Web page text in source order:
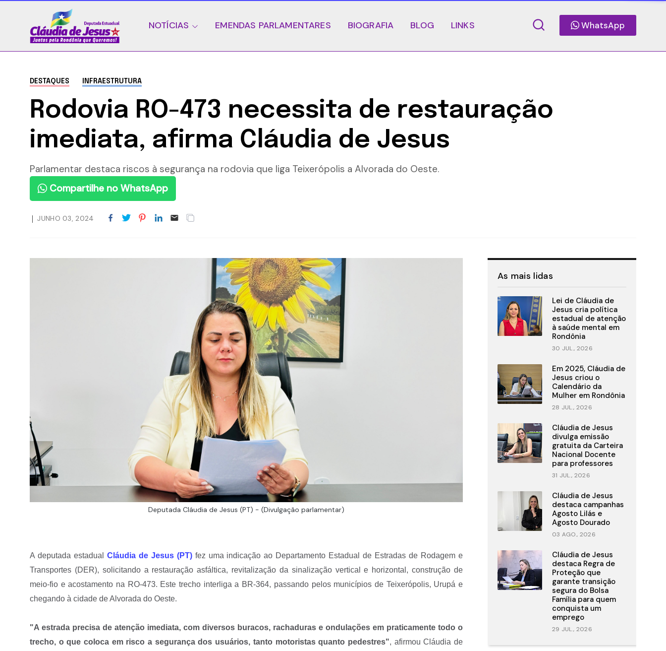
WhatsApp
NOTÍCIAS EMENDAS PARLAMENTARES BIOGRAFIA BLOG LINKS
DESTAQUES INFRAESTRUTURA
Rodovia RO-473 necessita de restauração
imediata, afirma Cláudia de Jesus
Parlamentar destaca riscos à segurança na rodovia que liga Teixerópolis a Alvorada do Oeste.
Compartilhe no WhatsApp
JUNHO 03, 2024
Deputada Cláudia de Jesus (PT) - (Divulgação parlamentar)
A deputada estadual Cláudia de Jesus (PT)fez uma indicação ao Departamento Estadual de Estradas de Rodagem e
Transportes (DER), solicitando a restauração asfáltica, revitalização da sinalização vertical e horizontal, construção de
meio-fio e acostamento na RO-473. Este trecho interliga a BR-364, passando pelos municípios de Teixerópolis, Urupá e
chegando à cidade de Alvorada do Oeste.
"A estrada precisa de atenção imediata, com diversos buracos, rachaduras e ondulações em praticamente todo o
trecho, o que coloca em risco a segurança dos usuários, tanto motoristas quanto pedestres", afirmou Cláudia de
As mais lidas
Lei de Cláudia de
Jesus cria política
estadual de atenção
à saúde mental em
Rondônia
30 JUL., 2026
Em 2025, Cláudia de
Jesus criou o
Calendário da
Mulher em Rondônia
28 JUL., 2026
Cláudia de Jesus
divulga emissão
gratuita da Carteira
Nacional Docente
para professores
31 JUL., 2026
Cláudia de Jesus
destaca campanhas
Agosto Lilás e
Agosto Dourado
03 AGO., 2026
Cláudia de Jesus
destaca Regra de
Proteção que
garante transição
segura do Bolsa
Família para quem
conquista um
emprego
29 JUL., 2026